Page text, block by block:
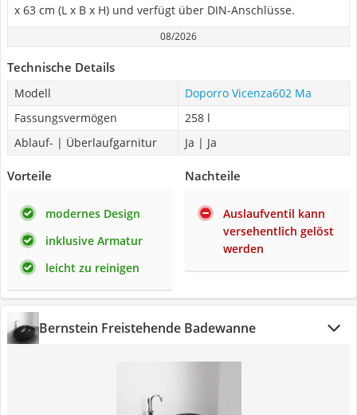
x 63 cm (L x B x H) und verfügt über DIN-Anschlüsse.
08/2026
Technische Details
Modell
Doporro Vicenza602 Ma
Fassungsvermögen
258 l
Ablauf- | Überlaufgarnitur
Ja | Ja
Vorteile
modernes Design
inklusive Armatur
leicht zu reinigen
Nachteile
Auslaufventil kann
versehentlich gelöst
werden
Bernstein Freistehende Badewanne